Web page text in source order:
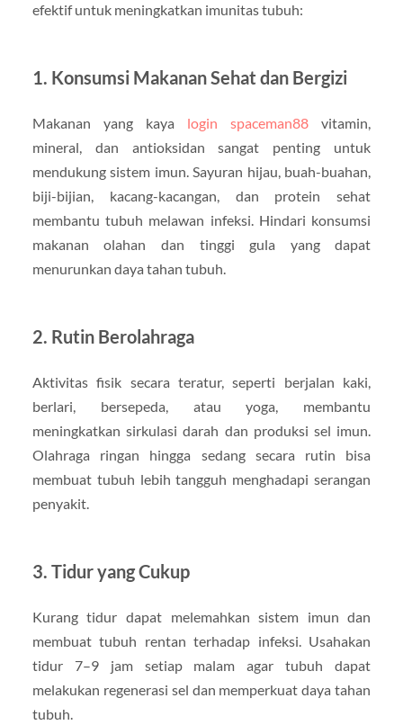
efektif untuk meningkatkan imunitas tubuh:
1. Konsumsi Makanan Sehat dan Bergizi
Makanan yang kaya login spaceman88 vitamin,
mineral, dan antioksidan sangat penting untuk
mendukung sistem imun. Sayuran hijau, buah-buahan,
biji-bijian, kacang-kacangan, dan protein sehat
membantu tubuh melawan infeksi. Hindari konsumsi
makanan olahan dan tinggi gula yang dapat
menurunkan daya tahan tubuh.
2. Rutin Berolahraga
Aktivitas fisik secara teratur, seperti berjalan kaki,
berlari, bersepeda, atau yoga, membantu
meningkatkan sirkulasi darah dan produksi sel imun.
Olahraga ringan hingga sedang secara rutin bisa
membuat tubuh lebih tangguh menghadapi serangan
penyakit.
3. Tidur yang Cukup
Kurang tidur dapat melemahkan sistem imun dan
membuat tubuh rentan terhadap infeksi. Usahakan
tidur 7–9 jam setiap malam agar tubuh dapat
melakukan regenerasi sel dan memperkuat daya tahan
tubuh.